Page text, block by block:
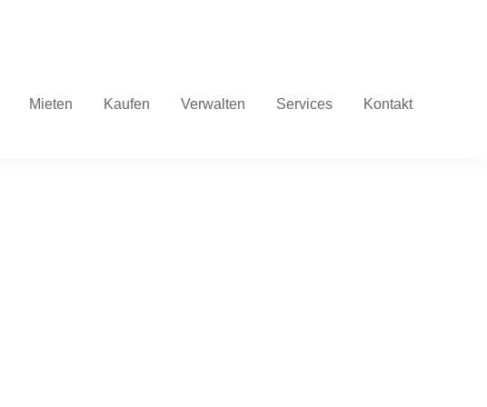
Mieten Kaufen Verwalten Services Kontakt